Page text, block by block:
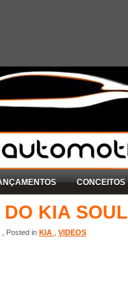
CONCEITOS
KIA SOUL
, Posted in KIA VIDEOS